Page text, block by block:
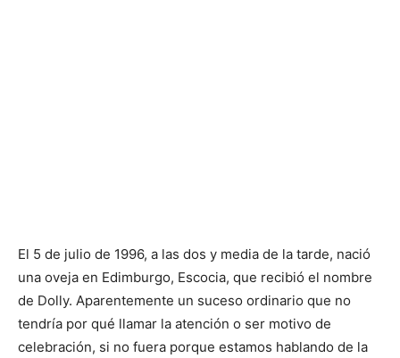
El 5 de julio de 1996, a las dos y media de la tarde, nació
una oveja en Edimburgo, Escocia, que recibió el nombre
de Dolly. Aparentemente un suceso ordinario que no
tendría por qué llamar la atención o ser motivo de
celebración, si no fuera porque estamos hablando de la